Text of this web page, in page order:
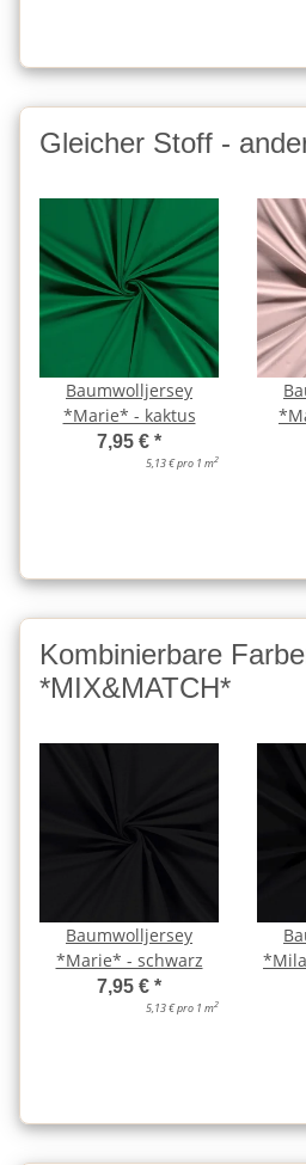
Gleicher Stoff -
Baumwolljersey
*Marie* - kaktus
7,95 € *
5,13 € pro 1 m2
Kombinierbare
*MIX&MATCH*
Baumwolljersey
*Marie* - schwarz
7,95 € *
5,13 € pro 1 m2